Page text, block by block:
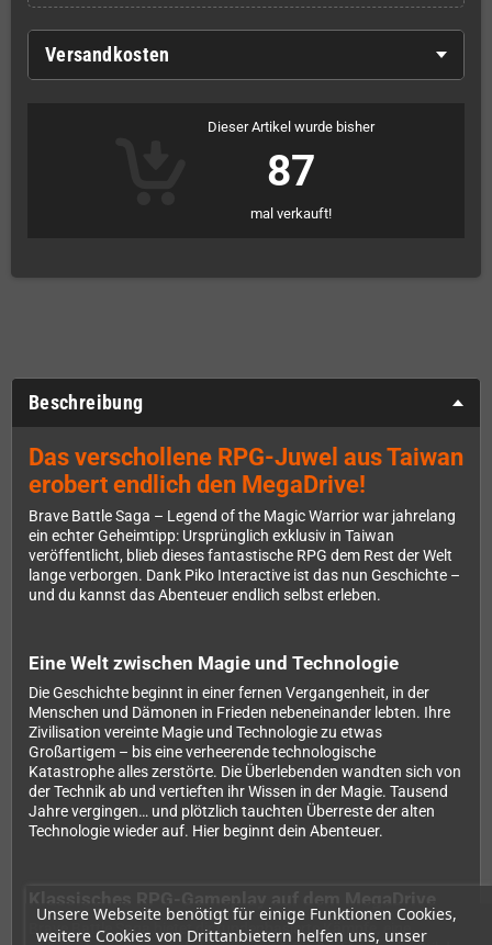
Unsere Webseite benötigt für einige Funktionen Cookies,
weitere Cookies von Drittanbietern helfen uns, unser
Versandkosten
Dieser Artikel wurde bisher
87
mal verkauft!
Beschreibung
Das verschollene RPG-Juwel aus Taiwan
erobert endlich den MegaDrive!
Brave Battle Saga – Legend of the Magic Warrior war jahrelang
ein echter Geheimtipp: Ursprünglich exklusiv in Taiwan
veröffentlicht, blieb dieses fantastische RPG dem Rest der Welt
lange verborgen. Dank Piko Interactive ist das nun Geschichte –
und du kannst das Abenteuer endlich selbst erleben.
Eine Welt zwischen Magie und Technologie
Die Geschichte beginnt in einer fernen Vergangenheit, in der
Menschen und Dämonen in Frieden nebeneinander lebten. Ihre
Zivilisation vereinte Magie und Technologie zu etwas
Großartigem – bis eine verheerende technologische
Katastrophe alles zerstörte. Die Überlebenden wandten sich von
der Technik ab und vertieften ihr Wissen in der Magie. Tausend
Jahre vergingen… und plötzlich tauchten Überreste der alten
Technologie wieder auf. Hier beginnt dein Abenteuer.
Brave Battle Saga bietet dir rundenbasierte Kämpfe, eine